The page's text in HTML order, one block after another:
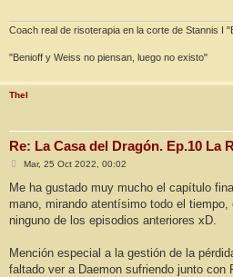
Coach real de risoterapia en la corte de Stannis I
"Benioff y Weiss no piensan, luego no existo"
Thel
Re: La Casa del Dragón. Ep.10 La
M
n
a
j
Mar, 25 Oct 2022, 00:02
Me ha gustado muy mucho el capítulo
mano, mirando atentísimo todo el
ninguno de los episodios anteriores xD.
Mención especial a la gestión de la
faltado ver a Daemon sufriendo junto con